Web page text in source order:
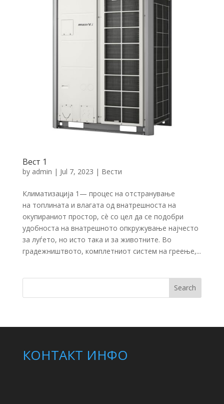
Вест 1
by admin | Jul 7, 2023 | Вести
Климатизација 1— процес на отстранување
на топлината и влагата од внатрешноста на
окупираниот простор, сè со цел да се подобри
удобноста на внатрешното опкружување најчесто
за луѓето, но исто така и за животните. Во
градежништвото, комплетниот систем на греење,...
Search
КОНТАКТ ИНФО